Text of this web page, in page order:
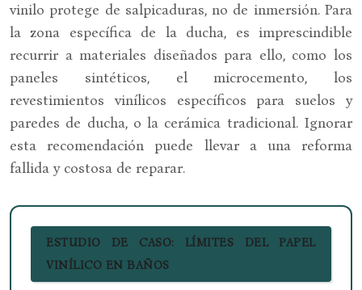
vinilo protege de salpicaduras, no de inmersión. Para
la zona específica de la ducha, es imprescindible
recurrir a materiales diseñados para ello, como los
paneles sintéticos, el microcemento, los
revestimientos vinílicos específicos para suelos y
paredes de ducha, o la cerámica tradicional. Ignorar
esta recomendación puede llevar a una reforma
fallida y costosa de reparar.
ESTUDIO DE CASO: LÍMITES DEL PAPEL
VINÍLICO EN BAÑOS